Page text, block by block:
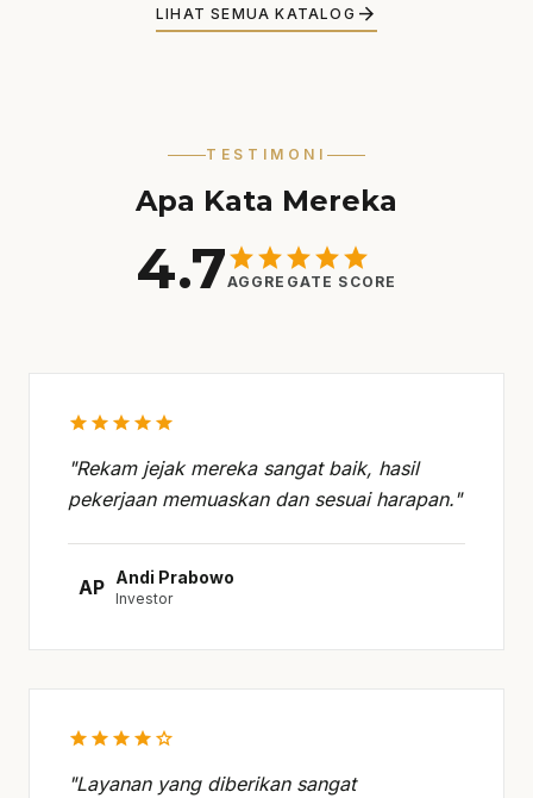
LIHAT SEMUA KATALOG arrow_forward
TESTIMONI
Apa Kata Mereka
4.7starstarstarstarstar
AGGREGATE SCORE
starstarstarstarstar
"Rekam jejak mereka sangat baik, hasil
pekerjaan memuaskan dan sesuai harapan."
AP Andi Prabowo
Investor
starstarstarstarstar
"Layanan yang diberikan sangat